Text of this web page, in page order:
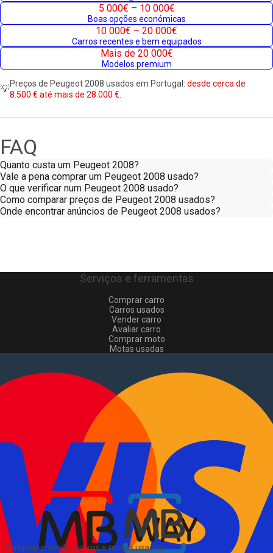
5 000€ – 10 000€
Boas opções económicas
10 000€ – 20 000€
Carros recentes e bem equipados
Mais de 20 000€
Modelos premium
💡Preços de Peugeot 2008 usados em Portugal: desde cerca de
8.500 € até mais de 28.000 €.
FAQ
Quanto custa um Peugeot 2008?
Vale a pena comprar um Peugeot 2008 usado?
O que verificar num Peugeot 2008 usado?
Como comparar preços de Peugeot 2008 usados?
Onde encontrar anúncios de Peugeot 2008 usados?
Comprar e vender carros e motas usadas
Serviços e ferramentas
Comprar carro
Carros usados
Vender carro
Avaliar carro
Comprar moto
Motas usadas
Comerciais usados
Vender comerciais
Informações
Como comprar e vender
Pacotes de anúncios
Verificar VIN e matrícula
Sitemap
EN
Sobre Nós